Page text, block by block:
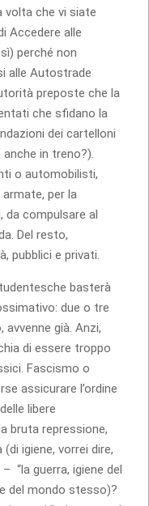
volta che vi siate
Accedere alle
perché non
alle Autostrade
preposte che la
che sfidano la
dei cartelloni
in treno?).
o automobilisti,
per la
da compulsare al
Del resto,
pubblici e privati.
basterà
due o tre
già. Anzi,
di essere troppo
Fascismo o
assicurare l’ordine
libere
bruta repressione,
igiene, vorrei dire,
“la guerra, igiene del
del mondo stesso)?